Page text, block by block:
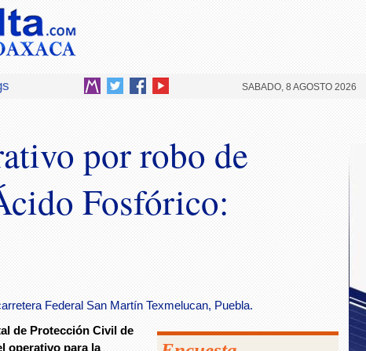
SABADO, 8 AGOSTO 2026
por robo de
Fosfórico:
Federal San Martín Texmelucan, Puebla.
de Protección Civil de
operativo para la